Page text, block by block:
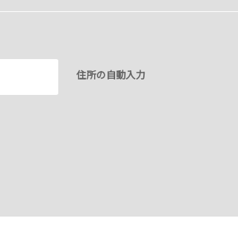
住所の自動入力